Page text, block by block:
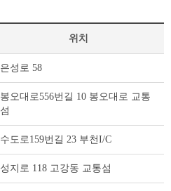
위치
은성로 58
봉오대로556번길 10 봉오대로 교통
섬
수도로159번길 23 부천I/C
성지로 118 고강동 교통섬